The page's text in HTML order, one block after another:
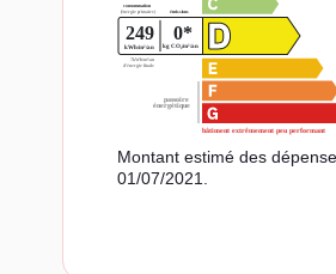
Montant estimé des
01/07/2021.